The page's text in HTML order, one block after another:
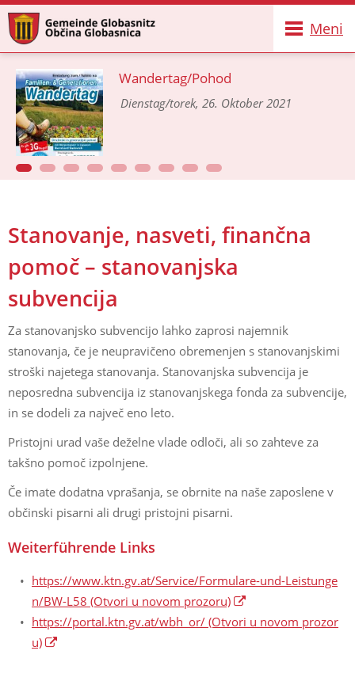
Meni
Wandertag/Pohod
Dienstag/torek, 26. Oktober 2021
Stanovanje, nasveti, finančna
pomoč – stanovanjska
subvencija
Za stanovanjsko subvencijo lahko zaprosi najemnik
stanovanja, če je neupravičeno obremenjen s stanovanjskimi
stroški najetega stanovanja. Stanovanjska subvencija je
neposredna subvencija iz stanovanjskega fonda za subvencije,
in se dodeli za največ eno leto.
Pristojni urad vaše deželne vlade odloči, ali so zahteve za
takšno pomoč izpolnjene.
Če imate dodatna vprašanja, se obrnite na naše zaposlene v
občinski pisarni ali drugi pristojni pisarni.
Weiterführende Links
https://www.ktn.gv.at/Service/Formulare-und-Leistunge
n/BW-L58 (Otvori u novom prozoru)
https://portal.ktn.gv.at/wbh_or/ (Otvori u novom prozor
u)